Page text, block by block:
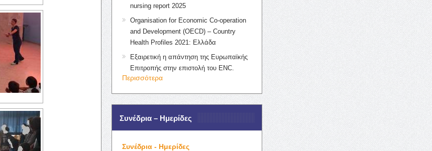
nursing report 2025
Organisation for Economic Co-operation
and Development (OECD) – Country
Health Profiles 2021: Ελλάδα
Εξαιρετική η απάντηση της Ευρωπαϊκής
Επιτροπής στην επιστολή του ENC.
Περισσότερα
Συνέδρια – Ημερίδες
Συνέδρια - Ημερίδες